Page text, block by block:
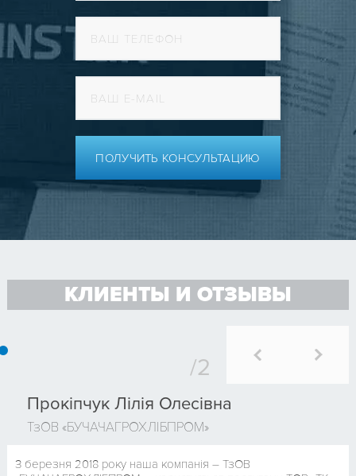
ПОЛУЧИТЬ КОНСУЛЬТАЦИЮ
КЛИЕНТЫ И ОТЗЫВЫ
Прокіпчук Лілія Олесівна
ТзОВ «БУЧАЧАГРОХЛІБПРОМ»
З березня 2018 року наша компанія – ТзОВ